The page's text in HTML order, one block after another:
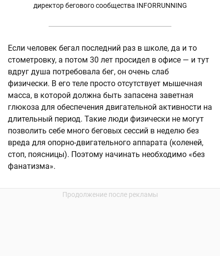
директор бегового сообщества INFORRUNNING
Если человек бегал последний раз в школе, да и то
стометровку, а потом 30 лет просидел в офисе — и тут
вдруг душа потребовала бег, он очень слаб
физически. В его теле просто отсутствует мышечная
масса, в которой должна быть запасена заветная
глюкоза для обеспечения двигательной активности на
длительный период. Такие люди физически не могут
позволить себе много беговых сессий в неделю без
вреда для опорно-двигательного аппарата (коленей,
стоп, поясницы). Поэтому начинать необходимо «без
фанатизма».